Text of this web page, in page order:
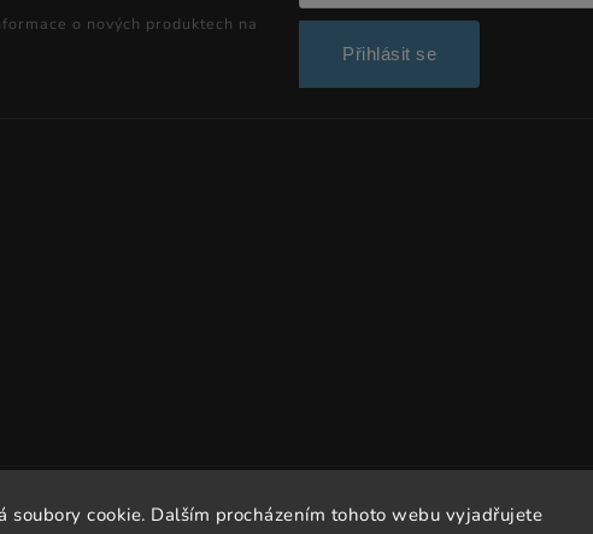
soubory cookie. Dalším procházením tohoto webu vyjadřujete
o nových produktech na
Přihlásit se
Copyright 2026Dissto. Všechna práva vyhrazena.